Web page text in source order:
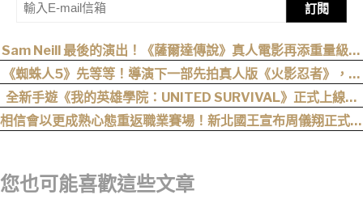
訂閱
Sam Neill 最後的演出！《薩爾達傳說》真人電影再添重量級卡
司
《蜘蛛人5》先等等！導演下一部先拍真人版《火影忍者》，電
影目前仍處於前製階段
全新手遊《我的英雄學院：UNITED SURVIVAL》正式上線！
事前登錄人數突破 100 萬！
相信會以更成熟心態重返職業賽場！新北國王宣布周儀翔正式加
您也可能喜歡這些文章